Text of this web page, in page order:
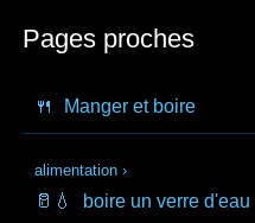
Pages proches
🍴 Manger et boire
alimentation ›
🥛💧 boire un verre d'eau